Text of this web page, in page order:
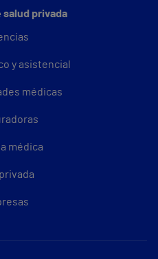
privada
y asistencial
médicas
médica